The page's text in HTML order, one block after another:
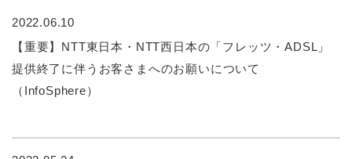
2022.06.10
【重要】NTT東日本・NTT西日本の「フレッツ・ADSL」
提供終了に伴うお客さまへのお願いについて
（InfoSphere）